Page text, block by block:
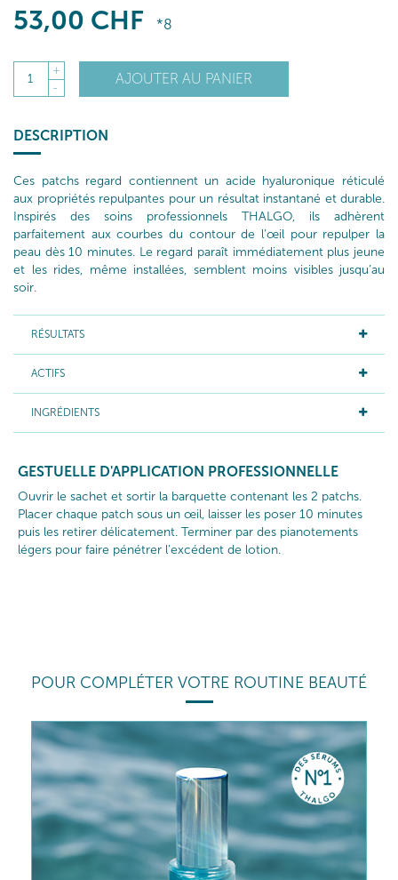
53,00 CHF *8
1
+
-
AJOUTER AU PANIER
DESCRIPTION
Ces patchs regard contiennent un acide hyaluronique réticulé
aux propriétés repulpantes pour un résultat instantané et durable.
Inspirés des soins professionnels THALGO, ils adhèrent
parfaitement aux courbes du contour de l’œil pour repulper la
peau dès 10 minutes. Le regard paraît immédiatement plus jeune
et les rides, même installées, semblent moins visibles jusqu’au
soir.
RÉSULTATS
ACTIFS
INGRÉDIENTS
GESTUELLE D'APPLICATION PROFESSIONNELLE
Ouvrir le sachet et sortir la barquette contenant les 2 patchs.
Placer chaque patch sous un œil, laisser les poser 10 minutes
puis les retirer délicatement. Terminer par des pianotements
légers pour faire pénétrer l’excédent de lotion.
POUR COMPLÉTER VOTRE ROUTINE BEAUTÉ